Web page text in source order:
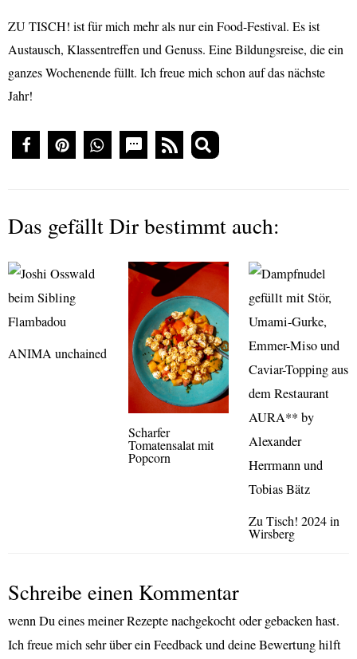
ZU TISCH! ist für mich mehr als nur ein Food-Festival. Es ist
Austausch, Klassentreffen und Genuss. Eine Bildungsreise, die ein
ganzes Wochenende füllt. Ich freue mich schon auf das nächste
Jahr!
Das gefällt Dir bestimmt auch:
ANIMA unchained
Scharfer
Tomatensalat mit
Popcorn
Zu Tisch! 2024 in
Wirsberg
Schreibe einen Kommentar
wenn Du eines meiner Rezepte nachgekocht oder gebacken hast.
Ich freue mich sehr über ein Feedback und deine Bewertung hilft